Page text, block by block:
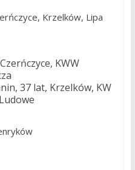
Krzelków, Lipa
KWW
37 lat, Krzelków, KW